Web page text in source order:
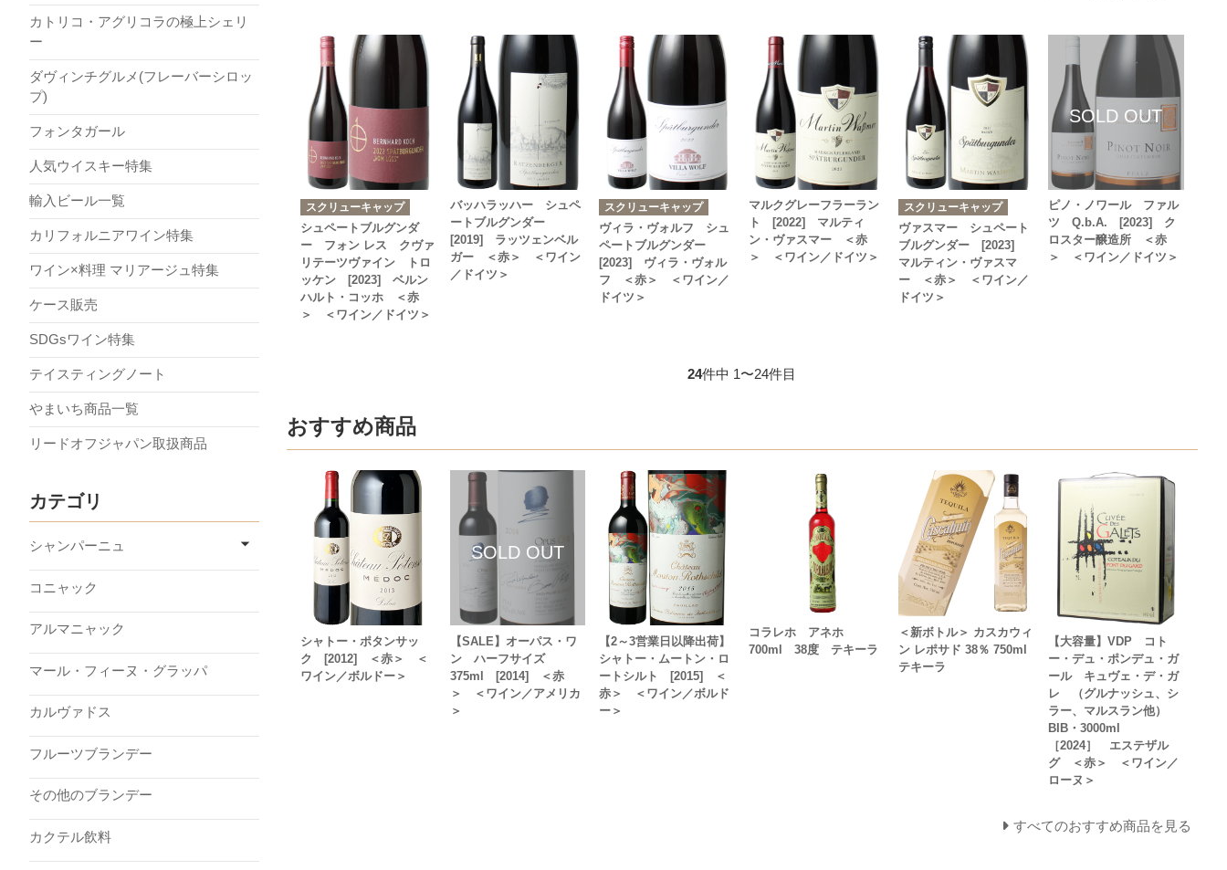
スクリューキャップ
シュペートブルグンダ
ー フォン レス クヴァ
リテーツヴァイン トロ
ッケン [2023] ベルン
ハルト・コッホ ＜赤
＞ ＜ワイン／ドイツ＞
バッハラッハー シュペ
ートブルグンダー
[2019] ラッツェンベル
ガー ＜赤＞ ＜ワイン
／ドイツ＞
スクリューキャップ
ヴィラ・ヴォルフ シュ
ペートブルグンダー
[2023] ヴィラ・ヴォル
フ ＜赤＞ ＜ワイン／
ドイツ＞
マルクグレーフラーラン
ト [2022] マルティ
ン・ヴァスマー ＜赤
＞ ＜ワイン／ドイツ＞
スクリューキャップ
ヴァスマー シュペート
ブルグンダー [2023]
マルティン・ヴァスマ
ー ＜赤＞ ＜ワイン／
ドイツ＞
ピノ・ノワール ファル
ツ Q.b.A. [2023] ク
ロスター醸造所 ＜赤
＞ ＜ワイン／ドイツ＞
24件中 1〜24件目
おすすめ商品
シャトー・ポタンサッ
ク [2012] ＜赤＞ ＜
ワイン／ボルドー＞
【SALE】オーパス・ワ
ン ハーフサイズ
375ml [2014] ＜赤
＞ ＜ワイン／アメリカ
＞
【2～3営業日以降出荷】
シャトー・ムートン・ロ
ートシルト [2015] ＜
赤＞ ＜ワイン／ボルド
ー＞
コラレホ アネホ
700ml 38度 テキーラ
＜新ボトル＞ カスカウィ
ン レポサド 38％ 750ml
テキーラ
【大容量】VDP コト
ー・デュ・ポンデュ・ガ
ール キュヴェ・デ・ガ
レ （グルナッシュ、シ
ラー、マルスラン他）
BIB・3000ml
［2024］ エステザル
グ ＜赤＞ ＜ワイン／
ローヌ＞
すべてのおすすめ商品を見る
カトリコ・アグリコラの極上シェリ
ー
ダヴィンチグルメ(フレーバーシロッ
プ)
フォンタガール
人気ウイスキー特集
輸入ビール一覧
カリフォルニアワイン特集
ワイン×料理 マリアージュ特集
ケース販売
SDGsワイン特集
テイスティングノート
やまいち商品一覧
リードオフジャパン取扱商品
カテゴリ
シャンパーニュ
コニャック
アルマニャック
マール・フィーヌ・グラッパ
カルヴァドス
フルーツブランデー
その他のブランデー
カクテル飲料